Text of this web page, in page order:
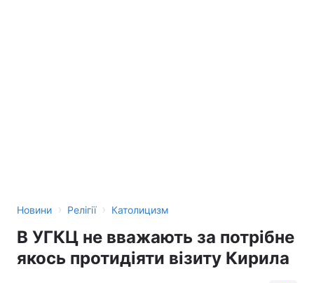
Новини › Релігії › Католицизм
В УГКЦ не вважають за потрібне
якось протидіяти візиту Кирила